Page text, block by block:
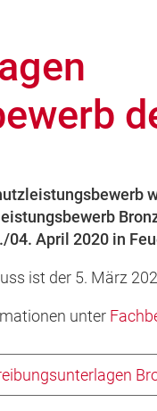
04. April 2020 in
ist der 5. März
unter